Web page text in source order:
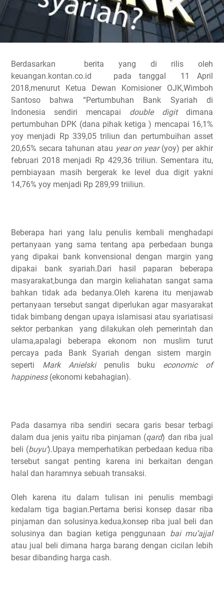
Berdasarkan berita yang di rilis oleh
keuangan.kontan.co.id pada tanggal 11 April
2018,menurut Ketua Dewan Komisioner OJK,Wimboh
Santoso bahwa “Pertumbuhan Bank Syariah di
Indonesia sendiri mencapai double digit dimana
pertumbuhan DPK (dana pihak ketiga ) mencapai 16,1%
yoy menjadi Rp 339,05 triliun dan pertumbuihan asset
20,65% secara tahunan atau year on year (yoy) per akhir
februari 2018 menjadi Rp 429,36 triliun. Sementara itu,
pembiayaan masih bergerak ke level dua digit yakni
14,76% yoy menjadi Rp 289,99 triiliun.
Beberapa hari yang lalu penulis kembali menghadapi
pertanyaan yang sama tentang apa perbedaan bunga
yang dipakai bank konvensional dengan margin yang
dipakai bank syariah.Dari hasil paparan beberapa
masyarakat,bunga dan margin keliahatan sangat sama
bahkan tidak ada bedanya.Oleh karena itu menjawab
pertanyaan tersebut sangat diperlukan agar masyarakat
tidak bimbang dengan upaya islamisasi atau syariatisasi
sektor perbankan yang dilakukan oleh pemerintah dan
ulama,apalagi beberapa ekonom non muslim turut
percaya pada Bank Syariah dengan sistem margin
seperti Mark Anielskipenulis buku economic of
happiness(ekonomi kebahagian).
Pada dasarnya riba sendiri secara garis besar terbagi
dalam dua jenis yaitu riba pinjaman (qard) dan riba jual
beli (buyu’).Upaya memperhatikan perbedaan kedua riba
tersebut sangat penting karena ini berkaitan dengan
halal dan haramnya sebuah transaksi.
Oleh karena itu dalam tulisan ini penulis membagi
kedalam tiga bagian.Pertama berisi konsep dasar riba
pinjaman dan solusinya.kedua,konsep riba jual beli dan
solusinya dan bagian ketiga penggunaan bai mu’ajjal
atau jual beli dimana harga barang dengan cicilan lebih
besar dibanding harga cash.